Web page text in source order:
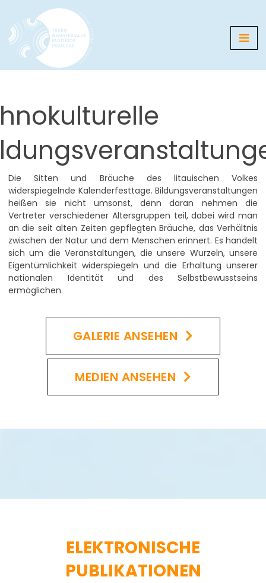
Karte
Nachrichten
Veranstaltungen
LT EN RU DE PL
Die Sitten und Bräuche des litauischen Volkes
widerspiegelnde Kalenderfesttage. Bildungsveranstaltungen
heißen sie nicht umsonst, denn daran nehmen die
Vertreter verschiedener Altersgruppen teil, dabei wird man
an die seit alten Zeiten gepflegten Bräuche, das Verhältnis
zwischen der Natur und dem Menschen erinnert. Es handelt
sich um die Veranstaltungen, die unsere Wurzeln, unsere
Eigentümlichkeit widerspiegeln und die Erhaltung unserer
nationalen Identität und des Selbstbewusstseins
ermöglichen.
GALERIE ANSEHEN
MEDIEN ANSEHEN
ELEKTRONISCHE
PUBLIKATIONEN